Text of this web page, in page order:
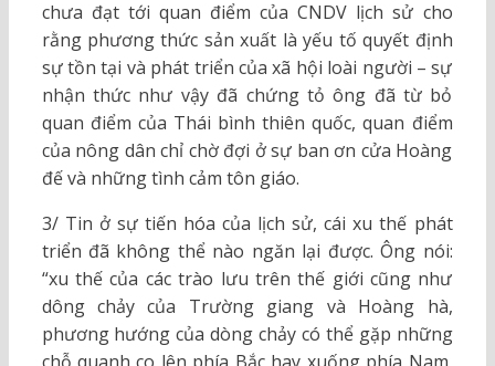
chưa đạt tới quan điểm của CNDV lịch sử cho
rằng phương thức sản xuất là yếu tố quyết định
sự tồn tại và phát triển của xã hội loài người – sự
nhận thức như vậy đã chứng tỏ ông đã từ bỏ
quan điểm của Thái bình thiên quốc, quan điểm
của nông dân chỉ chờ đợi ở sự ban ơn cửa Hoàng
đế và những tình cảm tôn giáo.
3/ Tin ở sự tiến hóa của lịch sử, cái xu thế phát
triển đã không thể nào ngăn lại được. Ông nói:
“xu thế của các trào lưu trên thế giới cũng như
dông chảy của Trường giang và Hoàng hà,
phương hướng của dòng chảy có thể gặp những